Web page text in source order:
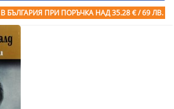
БЪЛГАРИЯ ПРИ ПОРЪЧКА НАД 35.28 € / 69 ЛВ.